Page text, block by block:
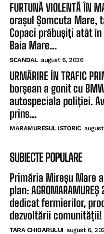
FURTUNĂ VIOLENTĂ ÎN
orașul Șomcuta Mare,
Copaci prăbușiți atât
Baia Mare...
SCANDAL august 6, 2026
URMĂRIRE ÎN TRAFIC
borșean a gonit cu
autospeciala poliției.
prins...
MARAMURESUL ISTORIC
SUBIECTE POPULARE
Primăria Mireșu Mare
plan:
dedicat fermierilor,
dezvoltării comunității!
TARA CHIOARULUI august 6,